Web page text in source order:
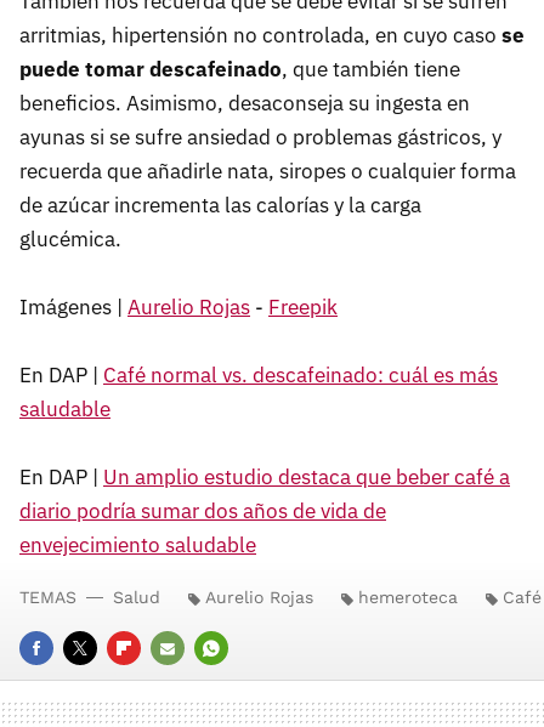
arritmias, hipertensión no controlada, en cuyo caso se
puede tomar descafeinado, que también tiene
beneficios. Asimismo, desaconseja su ingesta en
ayunas si se sufre ansiedad o problemas gástricos, y
recuerda que añadirle nata, siropes o cualquier forma
de azúcar incrementa las calorías y la carga
glucémica.
Imágenes | Aurelio Rojas - Freepik
En DAP | Café normal vs. descafeinado: cuál es más
saludable
En DAP | Un amplio estudio destaca que beber café a
diario podría sumar dos años de vida de
envejecimiento saludable
FACEBOOK
TWITTERFLIPBOARD
E-
MAIL
WHATSAPP
TEMAS Salud Aurelio Rojas hemeroteca Café